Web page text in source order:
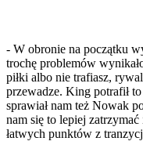
- W obronie na początku
trochę problemów
piłki albo nie trafiasz,
przewadze. King potrafił
sprawiał nam też Nowak
nam się to lepiej
łatwych punktów z